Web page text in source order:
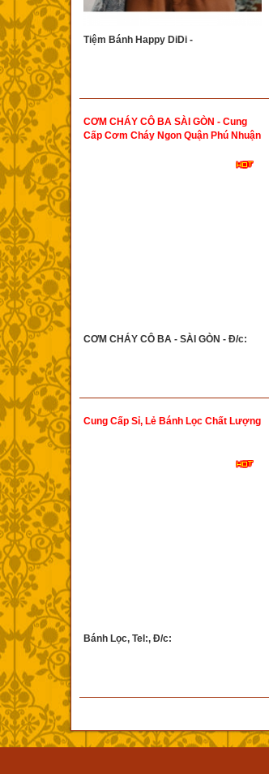
Tiệm Bánh Happy DiDi -
CƠM CHÁY CÔ BA SÀI GÒN - Cung
Cấp Cơm Cháy Ngon Quận Phú Nhuận
CƠM CHÁY CÔ BA - SÀI GÒN - Đ/c:
Cung Cấp Sỉ, Lẻ Bánh Lọc Chất Lượng
Bánh Lọc, Tel:, Đ/c: